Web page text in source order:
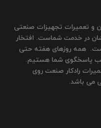
و تعمیرات تجهیزات صنعتی
در خدمت شماست. افتخار
است. همه روزهای هفته حتی
تعطیل از ساعت 8 صبح تا 10 شب پاسخگوی شما هستیم.
رادکار صنعت روی
می باشد.